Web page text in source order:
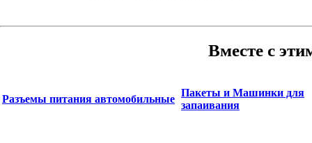
Вместе с
Разъемы питания автомобильные
Пакеты и Машинки для
запаивания